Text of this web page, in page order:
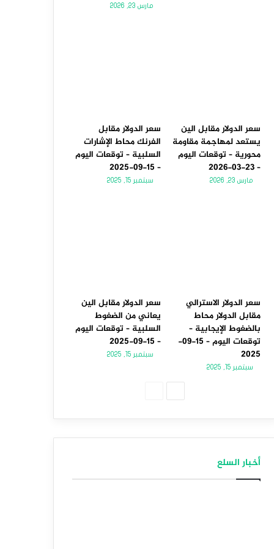
مارس 23, 2026
سعر الدولار مقابل الين
يستعد لمهاجمة مقاومة
محورية – توقعات اليوم
– 23-03-2026
مارس 23, 2026
سعر الدولار مقابل
الفرنك محاط الإشارات
السلبية – توقعات اليوم
– 15-09-2025
سبتمبر 15, 2025
سعر الدولار الاسترالي
مقابل الدولار محاط
بالضغوط الإيجابية –
توقعات اليوم – 15-09-
2025
سبتمبر 15, 2025
سعر الدولار مقابل الين
يعاني من الضغوط
السلبية – توقعات اليوم
– 15-09-2025
سبتمبر 15, 2025
أخبار السلع